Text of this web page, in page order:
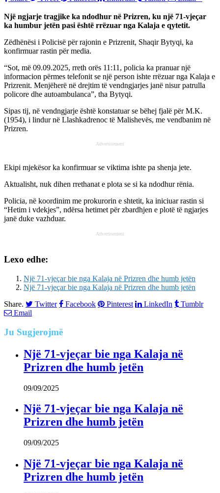
Një ngjarje tragjike ka ndodhur në Prizren, ku një 71-vjeçar
ka humbur jetën pasi është rrëzuar nga Kalaja e qytetit.
Zëdhënësi i Policisë për rajonin e Prizrenit, Shaqir Bytyqi, ka
konfirmuar rastin për media.
“Sot, më 09.09.2025, rreth orës 11:11, policia ka pranuar një
informacion përmes telefonit se një person ishte rrëzuar nga Kalaja e
Prizrenit. Menjëherë në drejtim të vendngjarjes janë nisur patrulla
policore dhe autoambulanca”, tha Bytyqi.
Sipas tij, në vendngjarje është konstatuar se bëhej fjalë për M.K.
(1954), i lindur në Llashkadrenoc të Malishevës, me vendbanim në
Prizren.
Advertisement
Ekipi mjekësor ka konfirmuar se viktima ishte pa shenja jete.
Aktualisht, nuk dihen rrethanat e plota se si ka ndodhur rënia.
Policia, në koordinim me prokurorin e shtetit, ka iniciuar rastin si
“Hetim i vdekjes”, ndërsa hetimet për zbardhjen e plotë të ngjarjes
janë duke vazhduar.
Advertisement
Lexo edhe:
Një 71-vjeçar bie nga Kalaja në Prizren dhe humb jetën
Një 71-vjeçar bie nga Kalaja në Prizren dhe humb jetën
Share.
Twitter Facebook Pinterest LinkedIn
Tumblr
Email
Ju Sugjerojmë
Një 71-vjeçar bie nga Kalaja në
Prizren dhe humb jetën
09/09/2025
Një 71-vjeçar bie nga Kalaja në
Prizren dhe humb jetën
09/09/2025
Një 71-vjeçar bie nga Kalaja në
Prizren dhe humb jetën